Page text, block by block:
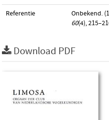
Referentie Onbekend.
60(4),
Download PDF